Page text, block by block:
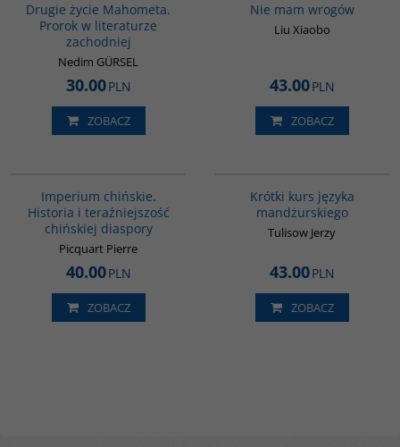
Drugie życie Mahometa.
Prorok w literaturze
zachodniej
Nedim GÜRSEL
30.00PLN
ZOBACZ
Nie mam wrogów
Liu Xiaobo
43.00PLN
ZOBACZ
Imperium chińskie.
Historia i teraźniejszość
chińskiej diaspory
Picquart Pierre
40.00PLN
ZOBACZ
Krótki kurs języka
mandżurskiego
Tulisow Jerzy
43.00PLN
ZOBACZ